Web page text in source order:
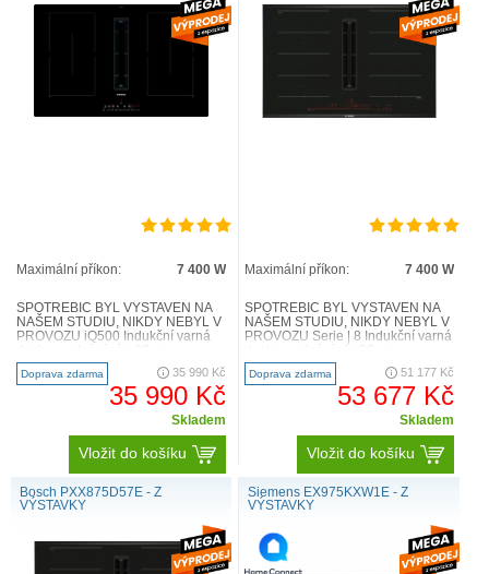
Maximální příkon: 7 400 W
SPOTŘEBIČ BYL VYSTAVEN NA
NAŠEM STUDIU, NIKDY NEBYL V
PROVOZU iQ500 Indukční varná
ED811FQ15E Technická
specifikace ..
Doprava zdarma 35 990 Kč
35 990 Kč
Skladem
Vložit do košíku
Maximální příkon: 7 400 W
SPOTŘEBIČ BYL VYSTAVEN NA
NAŠEM STUDIU, NIKDY NEBYL V
PROVOZU Serie | 8 Indukční varná
PXX875D67E Technická
specifikace..
Doprava zdarma 51 177 Kč
53 677 Kč
Skladem
Vložit do košíku
Bosch PXX875D57E - Z
VÝSTAVKY
Siemens EX975KXW1E - Z
VÝSTAVKY